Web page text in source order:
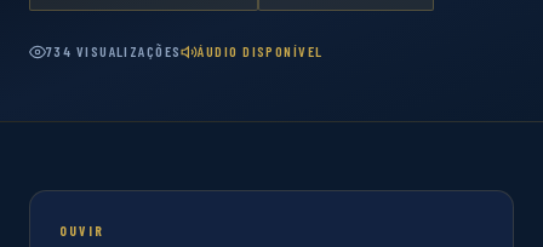
734 VISUALIZAÇÕES ÁUDIO DISPONÍVEL
OUVIR